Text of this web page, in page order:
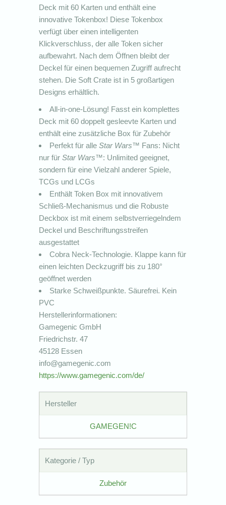
Deck mit 60 Karten und enthält eine
innovative Tokenbox! Diese Tokenbox
verfügt über einen intelligenten
Klickverschluss, der alle Token sicher
aufbewahrt. Nach dem Öffnen bleibt der
Deckel für einen bequemen Zugriff aufrecht
stehen. Die Soft Crate ist in 5 großartigen
Designs erhältlich.
All-in-one-Lösung! Fasst ein komplettes
Deck mit 60 doppelt gesleevte Karten und
enthält eine zusätzliche Box für Zubehör
Perfekt für alleStar Wars™ Fans: Nicht
nur fürStar Wars™: Unlimited geeignet,
sondern für eine Vielzahl anderer Spiele,
TCGs und LCGs
Enthält Token Box mit innovativem
Schließ-Mechanismus und die Robuste
Deckbox ist mit einem selbstverriegelndem
Deckel und Beschriftungsstreifen
ausgestattet
Cobra Neck-Technologie. Klappe kann für
einen leichten Deckzugriff bis zu 180°
geöffnet werden
Starke Schweißpunkte. Säurefrei. Kein
PVC
Herstellerinformationen:
Gamegenic GmbH
Friedrichstr. 47
45128 Essen
info@gamegenic.com
https://www.gamegenic.com/de/
Hersteller
GAMEGEN!C
Kategorie / Typ
Zubehör